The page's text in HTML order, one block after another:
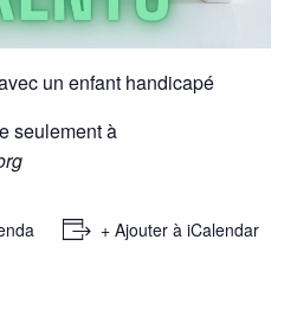
un enfant handicapé
seulement à
+ Ajouter à iCalendar